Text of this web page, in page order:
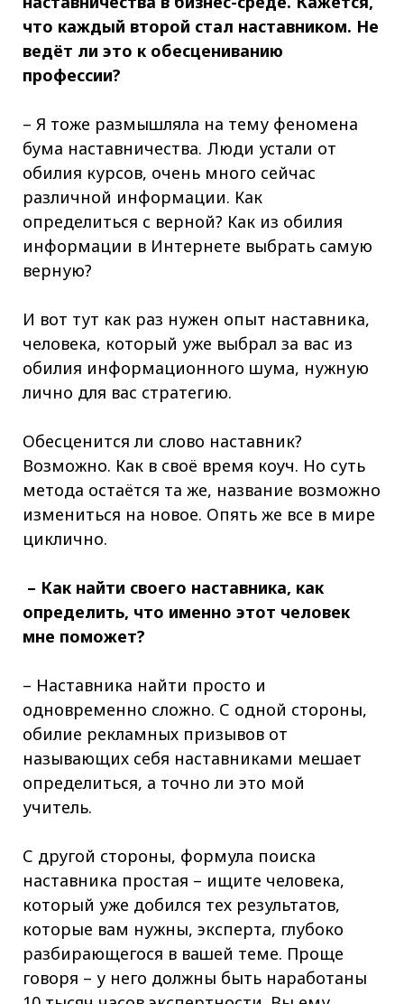
что каждый второй стал наставником. Не
ведёт ли это к обесцениванию
профессии?
– Я тоже размышляла на тему феномена
бума наставничества. Люди устали от
обилия курсов, очень много сейчас
различной информации. Как
определиться с верной? Как из обилия
информации в Интернете выбрать самую
верную?
И вот тут как раз нужен опыт наставника,
человека, который уже выбрал за вас из
обилия информационного шума, нужную
лично для вас стратегию.
Обесценится ли слово наставник?
Возможно. Как в своё время коуч. Но суть
метода остаётся та же, название возможно
измениться на новое. Опять же все в мире
циклично.
– Как найти своего наставника, как
определить, что именно этот человек
мне поможет?
– Наставника найти просто и
одновременно сложно. С одной стороны,
обилие рекламных призывов от
называющих себя наставниками мешает
определиться, а точно ли это мой
учитель.
С другой стороны, формула поиска
наставника простая – ищите человека,
который уже добился тех результатов,
которые вам нужны, эксперта, глубоко
разбирающегося в вашей теме. Проще
говоря – у него должны быть наработаны